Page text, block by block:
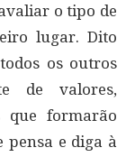
o tipo de
lugar. Dito
os outros
de valores,
que formarão
pensa e diga à